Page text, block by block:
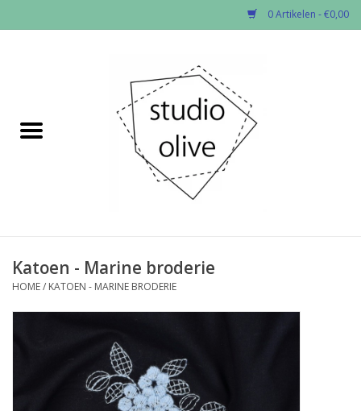
0 Artikelen - €0,00
✂︎Nieuw
Fournituren
Katoen - Marine broderie
HOME/ KATOEN - MARINE BRODERIE